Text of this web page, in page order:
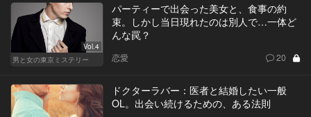
Vol.4
男と女の東京ミステリー
パーティーで出会った美女と、食事の約
束。しかし当日現れたのは別人で…一体ど
んな罠？
恋愛 20
ドクターラバー：医者と結婚したい一般
OL。出会い続けるための、ある法則